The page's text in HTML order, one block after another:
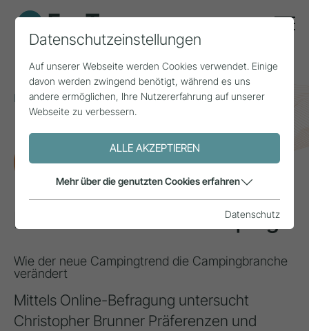
Home Themen
Mobilität
Die Chancen von Glamping
FORSCHUNG
Die Chancen von Glamping
Wie der neue Campingtrend die Campingbranche
verändert
Mittels Online-Befragung untersucht
Christopher Brunner Präferenzen und
Datenschutzeinstellungen
Auf unserer Webseite werden Cookies verwendet. Einige
davon werden zwingend benötigt, während es uns
andere ermöglichen, Ihre Nutzererfahrung auf unserer
Webseite zu verbessern.
ALLE AKZEPTIEREN
Mehr über die genutzten Cookies erfahren
Datenschutz